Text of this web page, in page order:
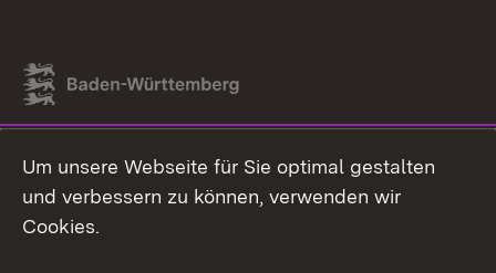
Link zum Landesportal
Um unsere Webseite für Sie optimal gestalten
und verbessern zu können, verwenden wir
Cookies.